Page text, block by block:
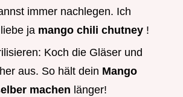
immer nachlegen. Ich
ja mango chili chutney !
Koch die Gläser und
aus. So hält dein Mango
machen länger!